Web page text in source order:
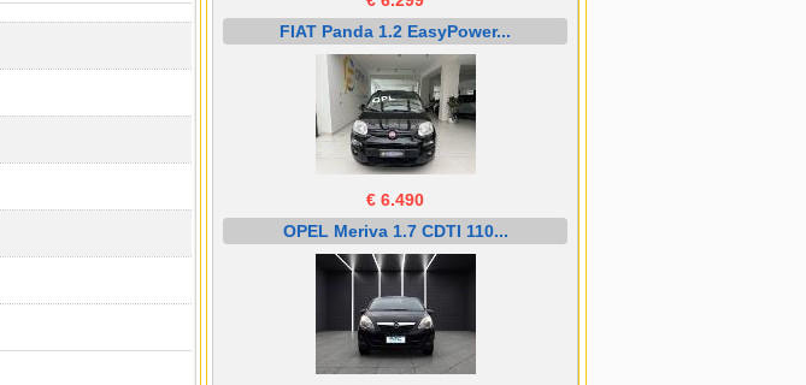
FIAT Panda 1.2 EasyPower...
€ 6.490
OPEL Meriva 1.7 CDTI 110...